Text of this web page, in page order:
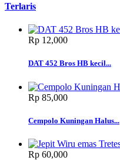
Terlaris
Rp‎ 12,000
DAT 452 Bros HB kecil...
Rp‎ 85,000
Cempolo Kuningan Halus...
Rp‎ 60,000